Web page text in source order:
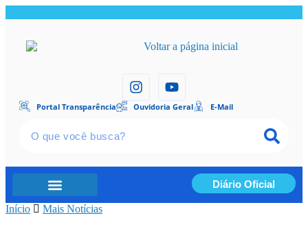
Portal Transparência Ouvidoria Geral E-Mail
Diário Oficial
Início Mais Notícias